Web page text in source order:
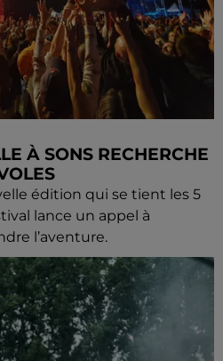
À SONS RECHERCHE
édition qui se tient les 5
lance un appel à
l’aventure.